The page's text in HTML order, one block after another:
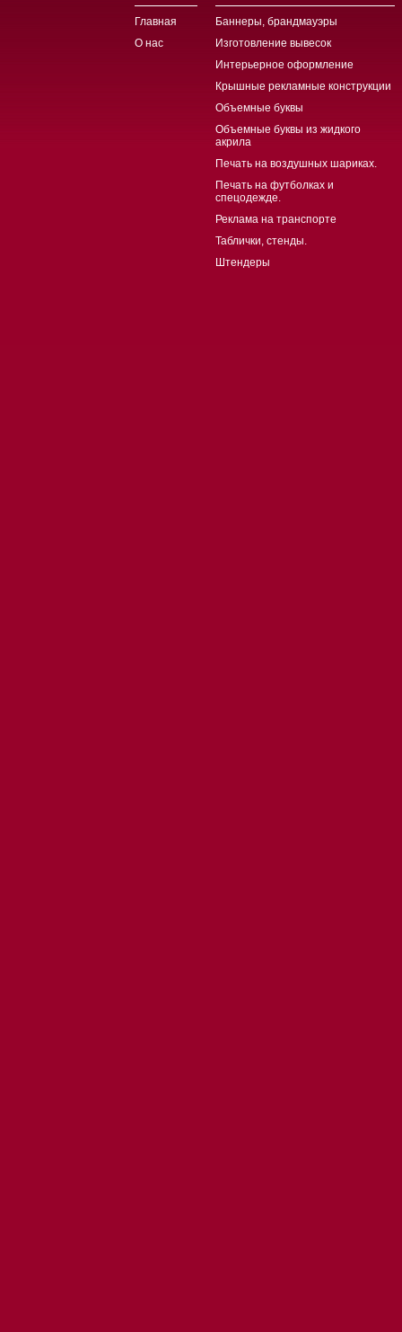
Главная
О нас
Баннеры, брандмауэры
Изготовление вывесок
Интерьерное оформление
Крышные рекламные конструкции
Объемные буквы
Объемные буквы из жидкого
акрила
Печать на воздушных шариках.
Печать на футболках и
спецодежде.
Реклама на транспорте
Таблички, стенды.
Штендеры